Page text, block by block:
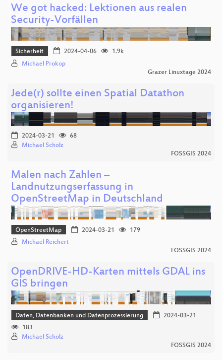
We got hacked: Lektionen aus realen
Security-Vorfällen
Sicherheit 2024-04-06
1.9k
Michael Prokop
Grazer Linuxtage 2024
Jede(r) sollte einen Spatial Datathon
organisieren!
2024-03-21
68
Michael Scholz
FOSSGIS 2024
Malen nach Zahlen –
Landnutzungserfassung in
OpenStreetMap in Deutschland
OpenStreetMap 2024-03-21
179
Michael Reichert
FOSSGIS 2024
OpenDRIVE-HD-Karten mittels GDAL ins
GIS bringen
Daten, Datenbanken und Datenprozessierung
2024-03-21
183
Michael Scholz
FOSSGIS 2024